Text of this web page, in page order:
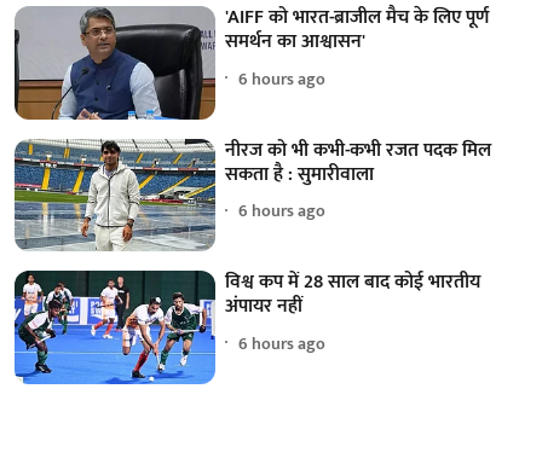
'AIFF को भारत-ब्राजील मैच के लिए पूर्ण
समर्थन का आश्वासन'
6 hours ago
नीरज को भी कभी-कभी रजत पदक मिल
सकता है : सुमारीवाला
6 hours ago
विश्व कप में 28 साल बाद कोई भारतीय
अंपायर नहीं
6 hours ago